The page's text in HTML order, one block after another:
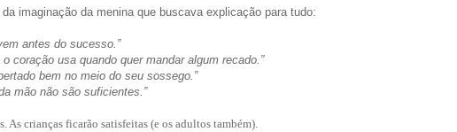
imaginação da menina que buscava explicação para tudo:
antes do sucesso.”
coração usa quando quer mandar algum recado.”
bem no meio do seu sossego.”
mão não são suficientes.”
As crianças ficarão satisfeitas (e os adultos também).